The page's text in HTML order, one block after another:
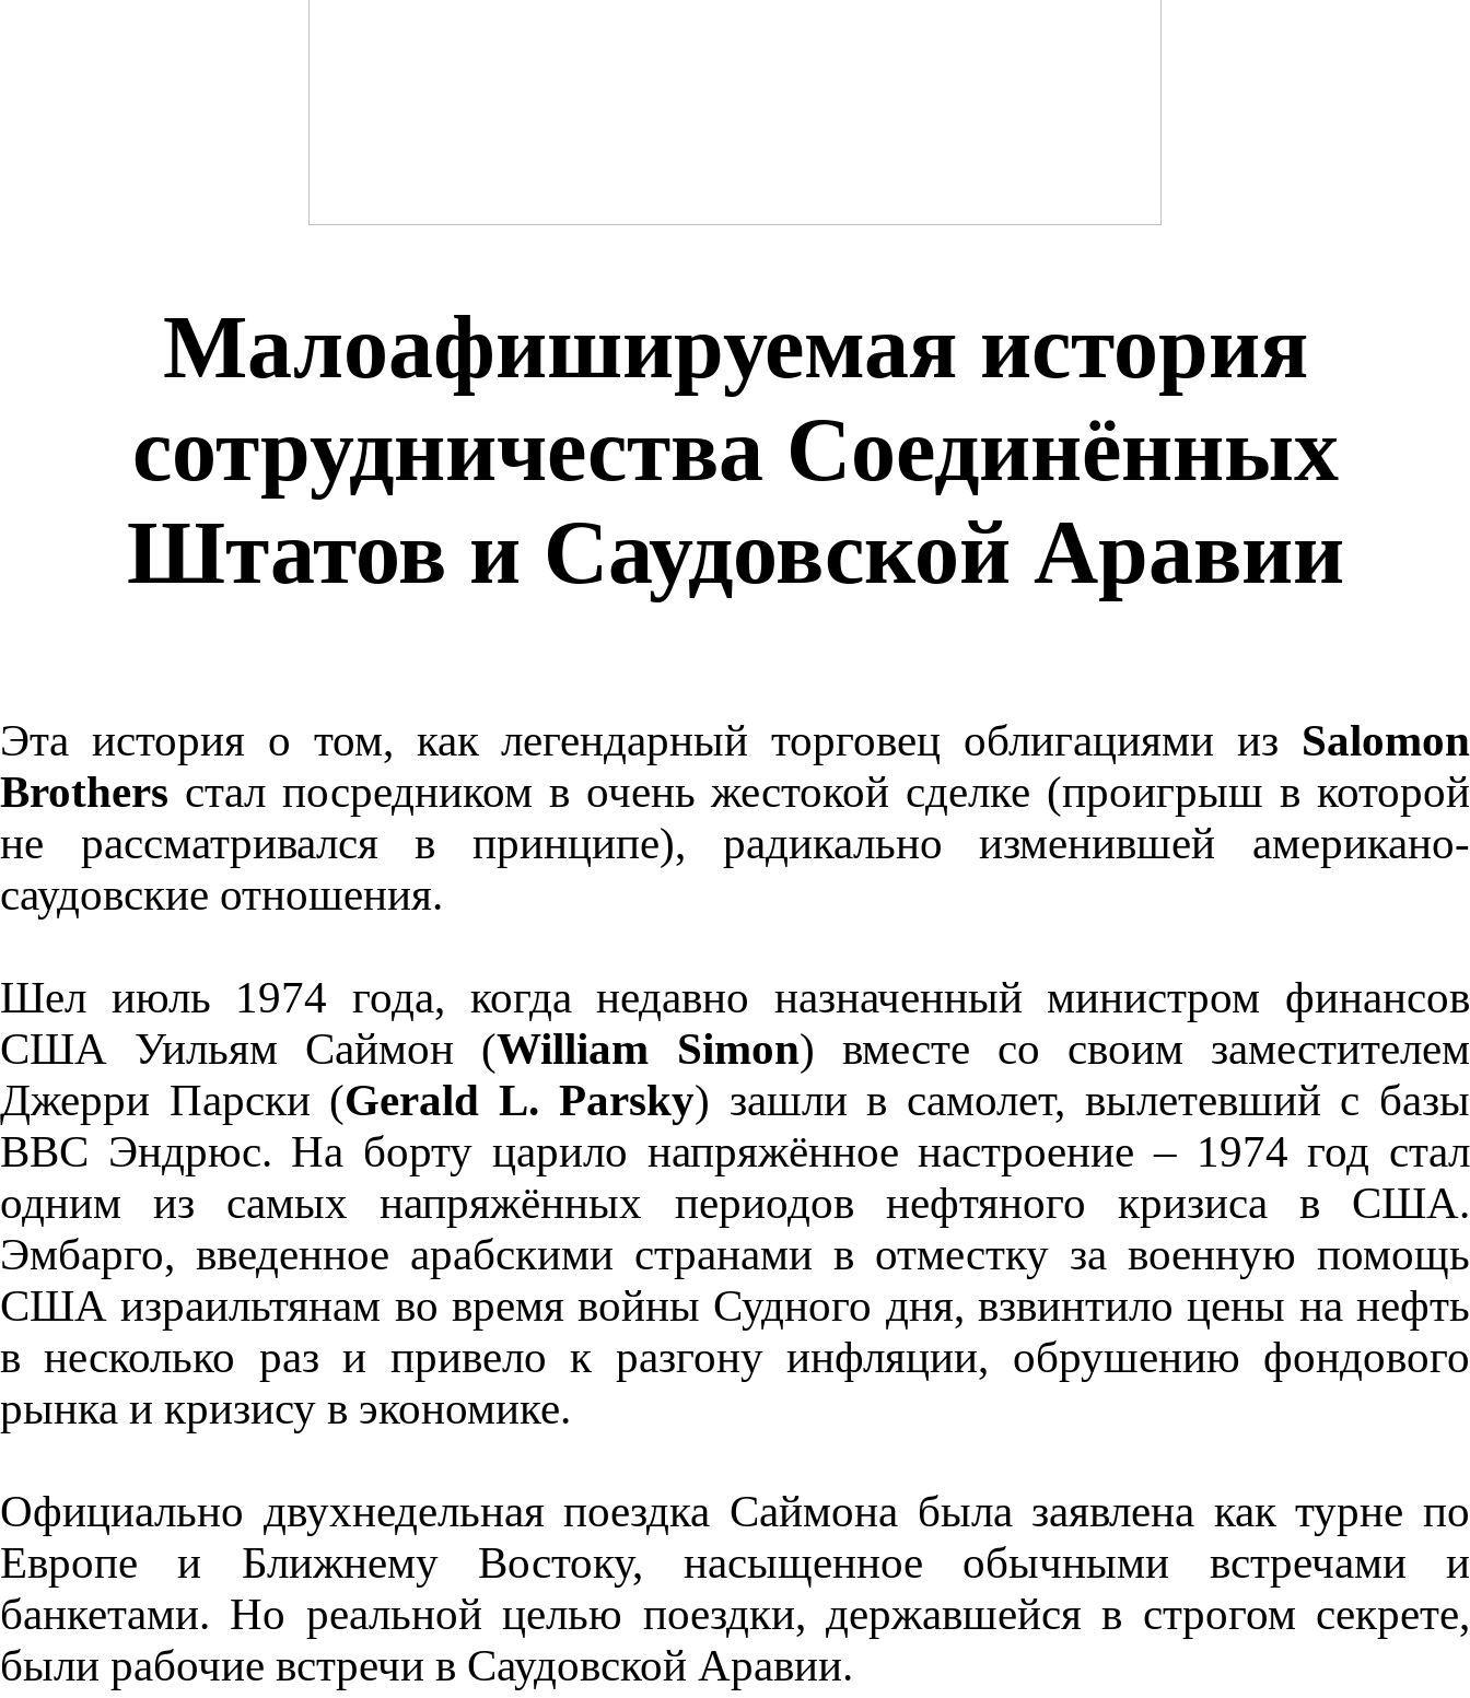
Малоафишируемая история
сотрудничества Соединённых
Штатов и Саудовской Аравии
Эта история о том, как легендарный торговец облигациями из Salomon
Brothers стал посредником в очень жестокой сделке (проигрыш в которой
не рассматривался в принципе), радикально изменившей американо-
саудовские отношения.
Шел июль 1974 года, когда недавно назначенный министром финансов
США Уильям Саймон (William Simon) вместе со своим заместителем
Джерри Парски (Gerald L. Parsky) зашли в самолет, вылетевший с базы
ВВС Эндрюс. На борту царило напряжённое настроение – 1974 год стал
одним из самых напряжённых периодов нефтяного кризиса в США.
Эмбарго, введенное арабскими странами в отместку за военную помощь
США израильтянам во время войны Судного дня, взвинтило цены на нефть
в несколько раз и привело к разгону инфляции, обрушению фондового
рынка и кризису в экономике.
Официально двухнедельная поездка Саймона была заявлена как турне по
Европе и Ближнему Востоку, насыщенное обычными встречами и
банкетами. Но реальной целью поездки, державшейся в строгом секрете,
были рабочие встречи в Саудовской Аравии.